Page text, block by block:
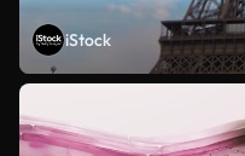
iStock